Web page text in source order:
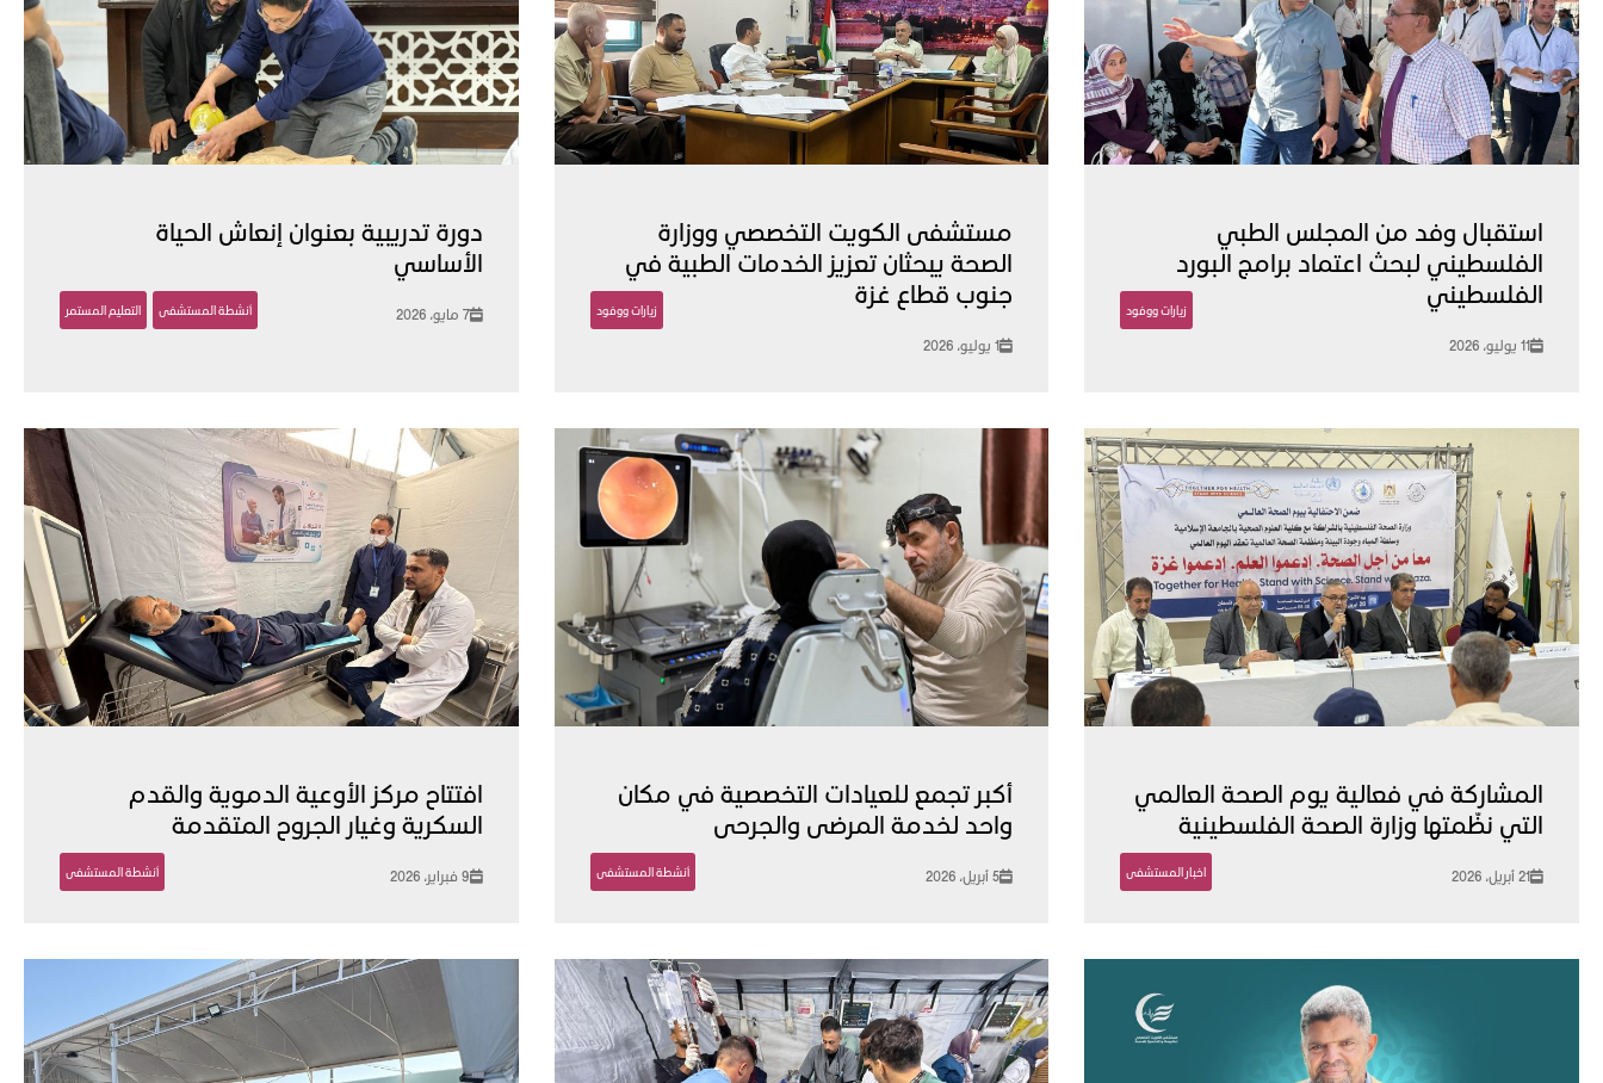
زيارات ووفود
استقبال وفد من المجلس الطبي
الفلسطيني لبحث اعتماد برامج البورد
الفلسطيني
11 يوليو، 2026
زيارات ووفود
مستشفى الكويت التخصصي ووزارة
الصحة يبحثان تعزيز الخدمات الطبية في
جنوب قطاع غزة
1 يوليو، 2026
أنشطة المستشفى التعليم المستمر
دورة تدريبية بعنوان إنعاش الحياة
الأساسي
7 مايو، 2026
اخبار المستشفى
المشاركة في فعالية يوم الصحة العالمي
التي نظّمتها وزارة الصحة الفلسطينية
21 أبريل، 2026 أنشطة المستشفى
أكبر تجمع للعيادات التخصصية في مكان
واحد لخدمة المرضى والجرحى
5 أبريل، 2026 أنشطة المستشفى
افتتاح مركز الأوعية الدموية والقدم
السكرية وغيار الجروح المتقدمة
9 فبراير، 2026